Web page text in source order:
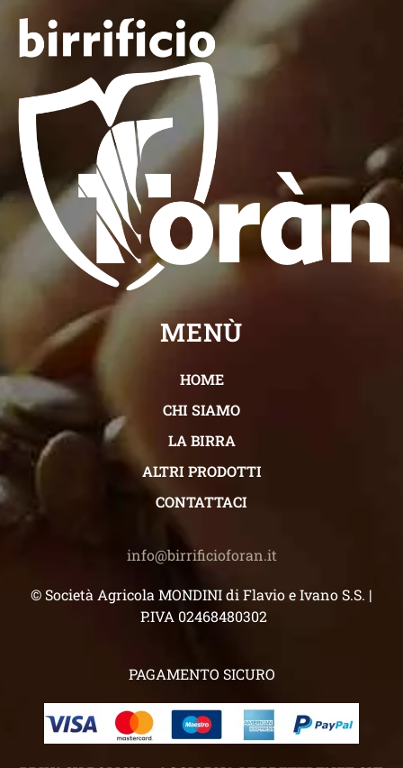
MENÙ
HOME
CHI SIAMO
LA BIRRA
ALTRI PRODOTTI
CONTATTACI
info@birrificioforan.it
© Società Agricola MONDINI di Flavio e Ivano S.S. |
P.IVA 02468480302
PAGAMENTO SICURO